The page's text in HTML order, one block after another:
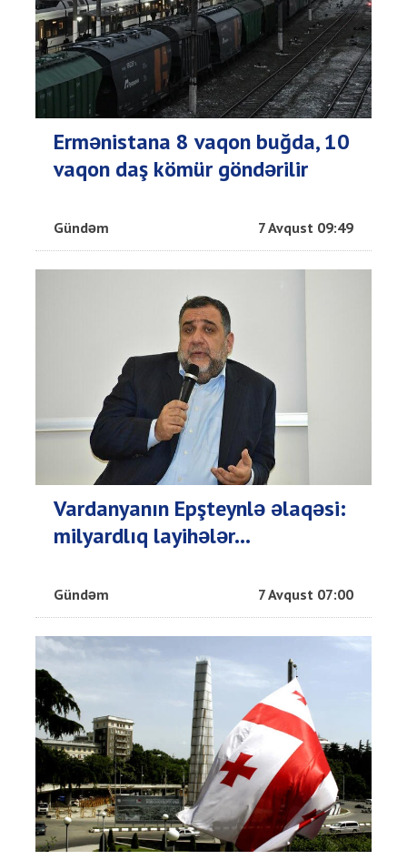
Ermənistana 8 vaqon buğda, 10
vaqon daş kömür göndərilir
Gündəm 7 Avqust 09:49
Vardanyanın Epşteynlə əlaqəsi:
milyardlıq layihələr...
Gündəm 7 Avqust 07:00